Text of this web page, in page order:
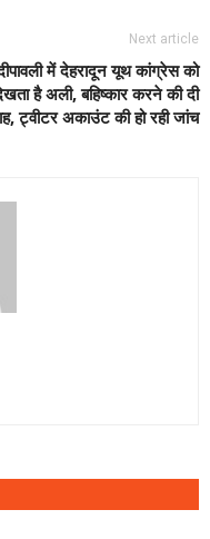
Next article
में देहरादून यूथ कांग्रेस को
है अली, बहिष्कार करने की दी
ट्वीटर अकाउंट की हो रही जांच